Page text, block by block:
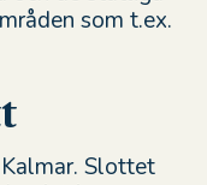
som t.ex.
Slottet